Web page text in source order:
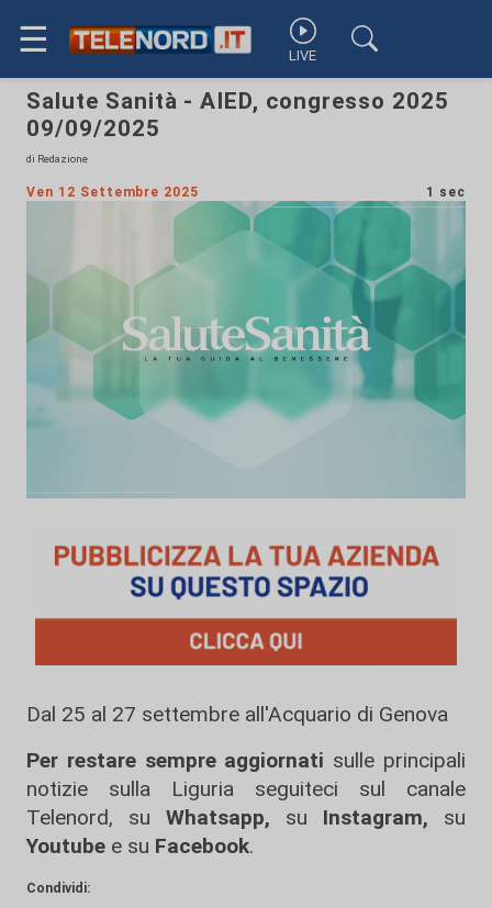
☰ LIVE
Salute Sanità - AIED, congresso 2025
09/09/2025
di Redazione
Ven 12 Settembre 2025 1 sec
Dal 25 al 27 settembre all'Acquario di Genova
Per restare sempre aggiornati sulle principali
notizie sulla Liguria seguiteci sul canale
Telenord, su
Whatsapp, su Instagram, su
Youtube e su Facebook.
Condividi: